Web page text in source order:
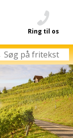
Ring til os